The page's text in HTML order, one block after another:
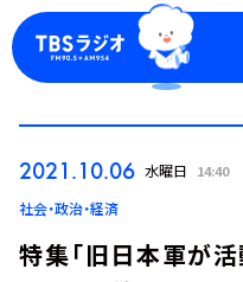
2021.10.06 水曜日 14:40
社会・政治・経済
特集「旧日本軍が